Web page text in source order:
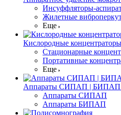
Инсуффляторы-
Жилетные
Еще
Кислородные концентраторы
Стационарные
Портативные
Еще
Аппараты СИПАП | БИПАП
Аппараты СИПАП
Аппараты БИПАП